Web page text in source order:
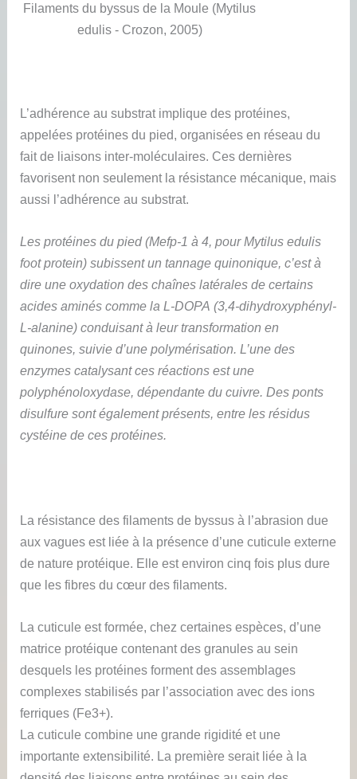
Filaments du byssus de la Moule (Mytilus
edulis - Crozon, 2005)
L’adhérence au substrat implique des protéines,
appelées protéines du pied, organisées en réseau du
fait de liaisons inter-moléculaires. Ces dernières
favorisent non seulement la résistance mécanique, mais
aussi l’adhérence au substrat.
Les protéines du pied (Mefp-1 à 4, pour Mytilus edulis
foot protein) subissent un tannage quinonique, c’est à
dire une oxydation des chaînes latérales de certains
acides aminés comme la L-DOPA (3,4-dihydroxyphényl-
L-alanine) conduisant à leur transformation en
quinones, suivie d’une polymérisation. L’une des
enzymes catalysant ces réactions est une
polyphénoloxydase, dépendante du cuivre. Des ponts
disulfure sont également présents, entre les résidus
cystéine de ces protéines.
La résistance des filaments de byssus à l’abrasion due
aux vagues est liée à la présence d’une cuticule externe
de nature protéique. Elle est environ cinq fois plus dure
que les fibres du cœur des filaments.
La cuticule est formée, chez certaines espèces, d’une
matrice protéique contenant des granules au sein
desquels les protéines forment des assemblages
complexes stabilisés par l’association avec des ions
ferriques (Fe3+).
La cuticule combine une grande rigidité et une
importante extensibilité. La première serait liée à la